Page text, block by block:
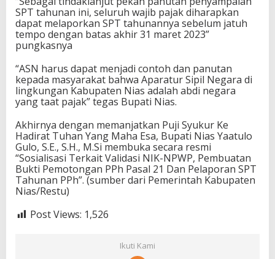
SPT tahunan ini, seluruh wajib pajak diharapkan
dapat melaporkan SPT tahunannya sebelum jatuh
tempo dengan batas akhir 31 maret 2023”
pungkasnya
“ASN harus dapat menjadi contoh dan panutan
kepada masyarakat bahwa Aparatur Sipil Negara di
lingkungan Kabupaten Nias adalah abdi negara
yang taat pajak” tegas Bupati Nias.
Akhirnya dengan memanjatkan Puji Syukur Ke
Hadirat Tuhan Yang Maha Esa, Bupati Nias Yaatulo
Gulo, S.E., S.H., M.Si membuka secara resmi
“Sosialisasi Terkait Validasi NIK-NPWP, Pembuatan
Bukti Pemotongan PPh Pasal 21 Dan Pelaporan SPT
Tahunan PPh”. (sumber dari Pemerintah Kabupaten
Nias/Restu)
Post Views: 1,526
Ikuti Kami